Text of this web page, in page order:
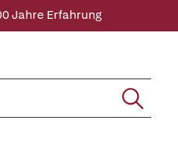
Jahre Erfahrung